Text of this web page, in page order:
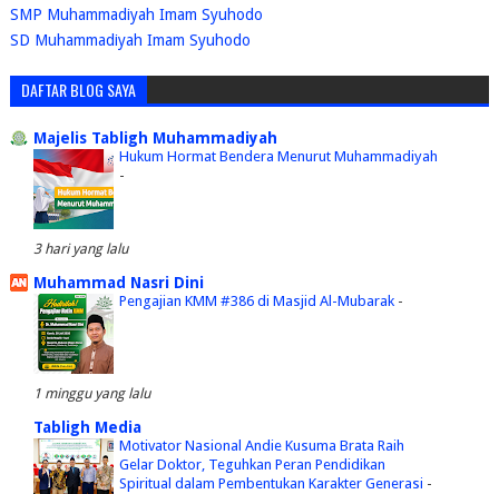
SMP Muhammadiyah Imam Syuhodo
SD Muhammadiyah Imam Syuhodo
DAFTAR BLOG SAYA
Majelis Tabligh Muhammadiyah
Hukum Hormat Bendera Menurut Muhammadiyah
-
3 hari yang lalu
Muhammad Nasri Dini
Pengajian KMM #386 di Masjid Al-Mubarak -
1 minggu yang lalu
Tabligh Media
Motivator Nasional Andie Kusuma Brata Raih
Gelar Doktor, Teguhkan Peran Pendidikan
Spiritual dalam Pembentukan Karakter Generasi -